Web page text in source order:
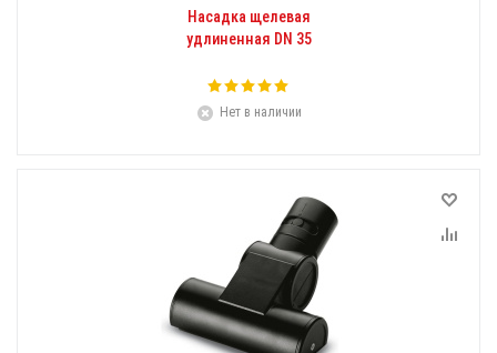
Насадка щелевая
удлиненная DN 35
Нет в наличии